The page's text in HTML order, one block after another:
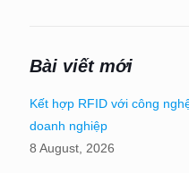
Bài viết mới
Kết hợp RFID với công
doanh nghiệp
8 August, 2026